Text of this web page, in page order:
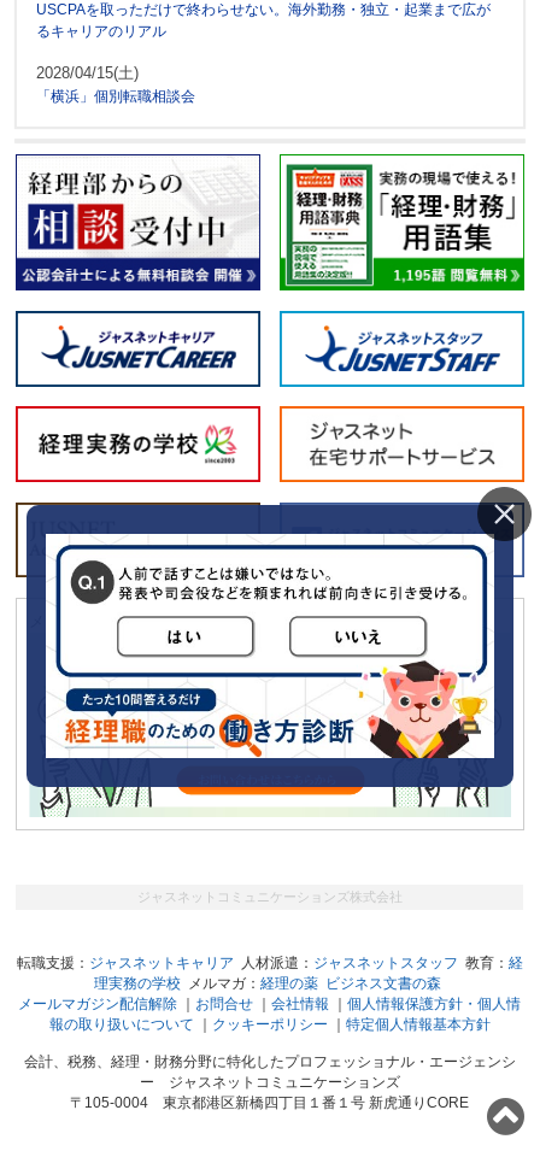
USCPAを取っただけで終わらせない。海外勤務・独立・起業まで広が
るキャリアのリアル
2028/04/15(土)
「横浜」個別転職相談会
メールマガジン「経理の薬」に広告をだしてみませんか？
ジャスネットコミュニケーションズ株式会社
転職支援： ジャスネットキャリア 人材派遣： ジャスネットスタッフ 教育： 経
理実務の学校 メルマガ：経理の薬 ビジネス文書の森
メールマガジン配信解除
お問合せ ｜会社情報 ｜個人情報保護方針・個人情
報の取り扱いについて
クッキーポリシー 特定個人情報基本方針
会計、税務、経理・財務分野に特化したプロフェッショナル・エージェンシ
ー ジャスネットコミュニケーションズ
〒105-0004 東京都港区新橋四丁目１番１号 新虎通りCORE